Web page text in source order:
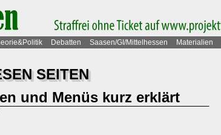
Debatten Saasen/GI/Mittelhessen Materialien
SEITEN
und Menüs kurz erklärt